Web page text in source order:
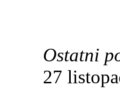
Ostatni
27